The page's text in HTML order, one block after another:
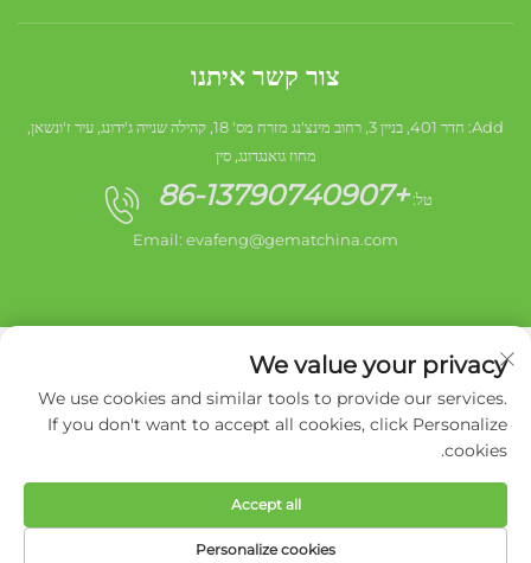
צור קשר איתנו
Add: חדר 401, בניין 3, רחוב מינצ'נג מזרח מס' 18, קהילה שנייה ג'ידונג, עיר ז'ונשאן,
מחוז גואנגדונג, סין
טל:+86-13790740907
Email: evafeng@gematchina.com
We value your privacy
We use cookies and similar tools to provide our services.
If you don't want to accept all cookies, click Personalize
cookies.
Personalize cookies
Accept all